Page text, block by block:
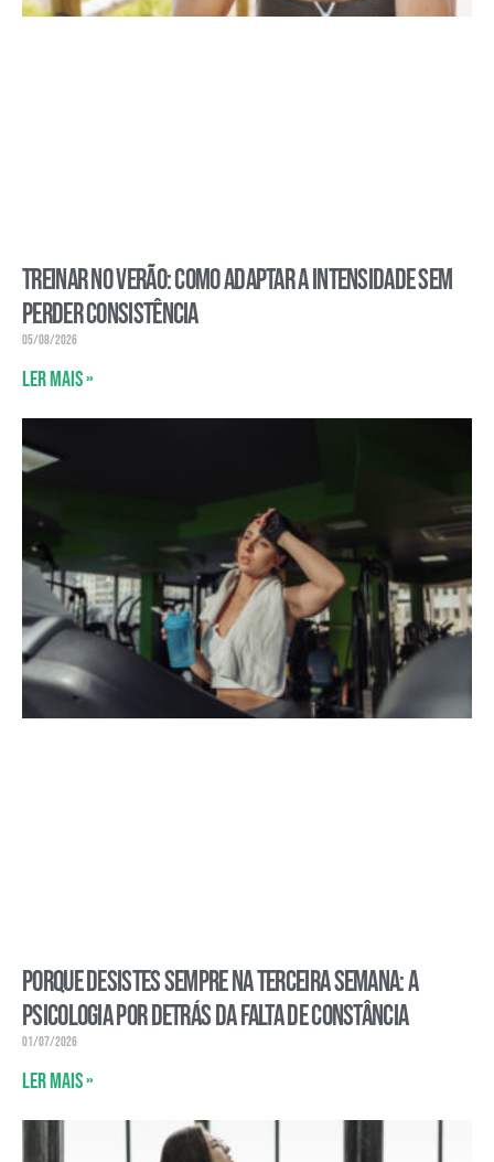
Treinar no verão: como adaptar a intensidade sem
perder consistência
05/08/2026
Ler mais »
Porque desistes sempre na terceira semana: a
psicologia por detrás da falta de constância
01/07/2026
Ler mais »